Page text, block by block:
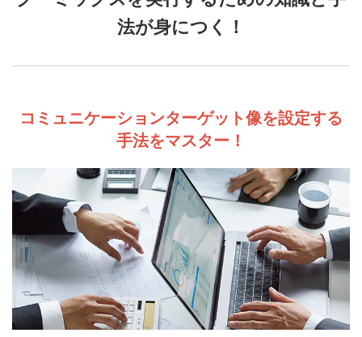
法が身につく！
コミュニケーションターゲット像を設定する
手法をマスター！